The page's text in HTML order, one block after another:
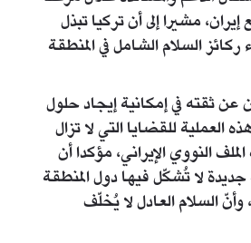
مشيرا إلى أن تركيا تبذل
السلام الشامل في المنطقة
ثقته في إمكانية إيجاد حلول
العملية للقضايا التي لا تزال
النووي الإيراني، مؤكدا أن
جديدة لا تُشكّل فيها دول المنطقة
السلام العادل لا يُخلّف